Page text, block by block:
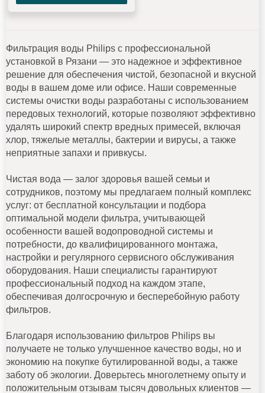
Фильтрация воды Philips с профессиональной
установкой в Рязани — это надежное и эффективное
решение для обеспечения чистой, безопасной и вкусной
воды в вашем доме или офисе. Наши современные
системы очистки воды разработаны с использованием
передовых технологий, которые позволяют эффективно
удалять широкий спектр вредных примесей, включая
хлор, тяжелые металлы, бактерии и вирусы, а также
неприятные запахи и привкусы.
Чистая вода — залог здоровья вашей семьи и
сотрудников, поэтому мы предлагаем полный комплекс
услуг: от бесплатной консультации и подбора
оптимальной модели фильтра, учитывающей
особенности вашей водопроводной системы и
потребности, до квалифицированного монтажа,
настройки и регулярного сервисного обслуживания
оборудования. Наши специалисты гарантируют
профессиональный подход на каждом этапе,
обеспечивая долгосрочную и бесперебойную работу
фильтров.
Благодаря использованию фильтров Philips вы
получаете не только улучшенное качество воды, но и
экономию на покупке бутилированной воды, а также
заботу об экологии. Доверьтесь многолетнему опыту и
положительным отзывам тысяч довольных клиентов —